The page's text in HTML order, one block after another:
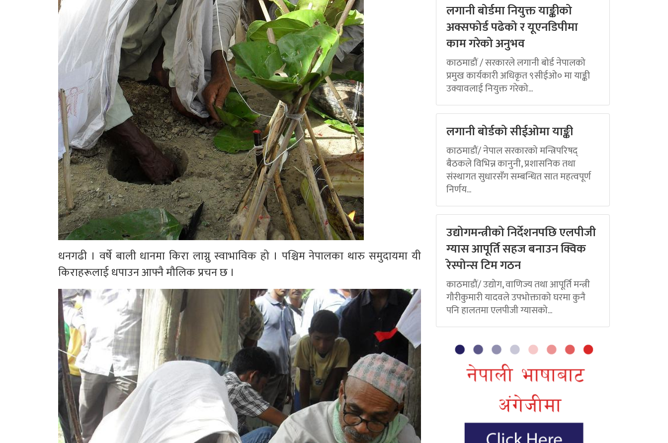
धनगढी । वर्षे बाली धानमा किरा लाग्नु स्वाभाविक हो । पश्चिम नेपालका थारु समुदायमा यी
किराहरूलाई धपाउन आफ्नै मौलिक प्रचन छ ।
लगानी बोर्डमा नियुक्त याङ्कीको
अक्सफोर्ड पढेको र यूएनडिपीमा
काम गरेको अनुभव
काठमाडौं / सरकारले लगानी बोर्ड नेपालको
प्रमुख कार्यकारी अधिकृत ९सीईओ० मा याङ्की
उक्यावलाई नियुक्त गरेको...
लगानी बोर्डको सीईओमा याङ्की
काठमाडौं/ नेपाल सरकारको मन्त्रिपरिषद्
बैठकले विभिन्न कानुनी, प्रशासनिक तथा
संस्थागत सुधारसँग सम्बन्धित सात महत्वपूर्ण
निर्णय...
उद्योगमन्त्रीको निर्देशनपछि एलपीजी
ग्यास आपूर्ति सहज बनाउन क्विक
रेस्पोन्स टिम गठन
काठमाडौं/ उद्योग, वाणिज्य तथा आपूर्ति मन्त्री
गौरीकुमारी यादवले उपभोक्ताको घरमा कुनै
पनि हालतमा एलपीजी ग्यासको...